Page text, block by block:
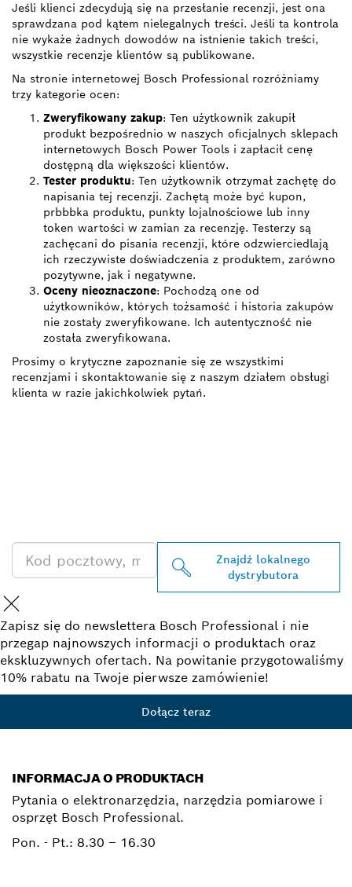
Jeśli klienci zdecydują się na przesłanie recenzji, jest ona
sprawdzana pod kątem nielegalnych treści. Jeśli ta kontrola
nie wykaże żadnych dowodów na istnienie takich treści,
wszystkie recenzje klientów są publikowane.
Na stronie internetowej Bosch Professional rozróżniamy
trzy kategorie ocen:
Zweryfikowany zakup: Ten użytkownik zakupił
produkt bezpośrednio w naszych oficjalnych sklepach
internetowych Bosch Power Tools i zapłacił cenę
dostępną dla większości klientów.
Tester produktu: Ten użytkownik otrzymał zachętę do
napisania tej recenzji. Zachętą może być kupon,
prbbbka produktu, punkty lojalnościowe lub inny
token wartości w zamian za recenzję. Testerzy są
zachęcani do pisania recenzji, które odzwierciedlają
ich rzeczywiste doświadczenia z produktem, zarówno
pozytywne, jak i negatywne.
Oceny nieoznaczone: Pochodzą one od
użytkowników, których tożsamość i historia zakupów
nie zostały zweryfikowane. Ich autentyczność nie
została zweryfikowana.
Prosimy o krytyczne zapoznanie się ze wszystkimi
recenzjami i skontaktowanie się z naszym działem obsługi
klienta w razie jakichkolwiek pytań.
Znajdź lokalnego
dystrybutora
Zapisz się do newslettera Bosch Professional i nie
przegap najnowszych informacji o produktach oraz
ekskluzywnych ofertach. Na powitanie przygotowaliśmy
10% rabatu na Twoje pierwsze zamówienie!
Dołącz teraz
INFORMACJA O PRODUKTACH
Pytania o elektronarzędzia, narzędzia pomiarowe i
osprzęt Bosch Professional.
Pon. - Pt.: 8.30 – 16.30